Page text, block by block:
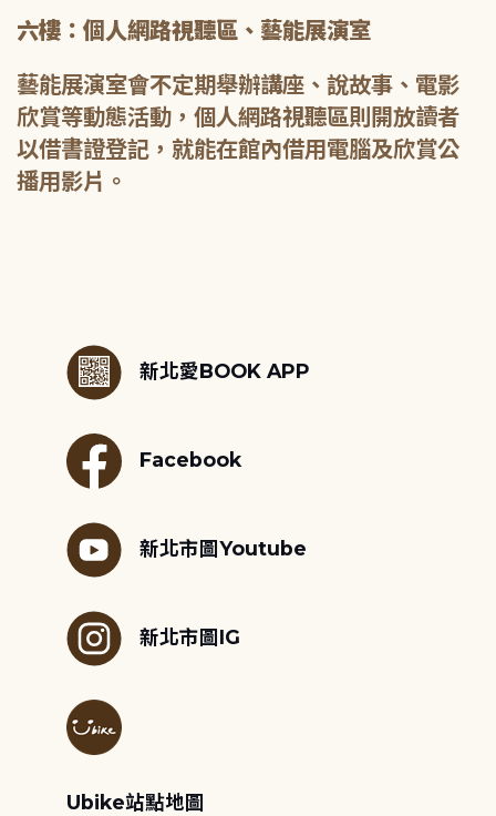
六樓：個人網路視聽區、藝能展演室
藝能展演室會不定期舉辦講座、說故事、電影
欣賞等動態活動，個人網路視聽區則開放讀者
以借書證登記，就能在館內借用電腦及欣賞公
播用影片。
新北愛BOOK APP
Facebook
新北市圖Youtube
新北市圖IG
Ubike站點地圖